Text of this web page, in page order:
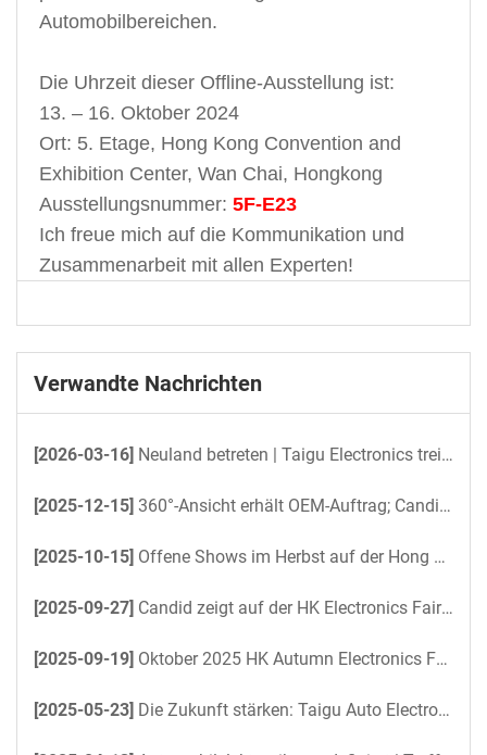
Automobilbereichen.
Die Uhrzeit dieser Offline-Ausstellung ist:
13. – 16. Oktober 2024
Ort: 5. Etage, Hong Kong Convention and
Exhibition Center, Wan Chai, Hongkong
Ausstellungsnummer: 5F-E23
Ich freue mich auf die Kommunikation und
Zusammenarbeit mit allen Experten!
Verwandte Nachrichten
[2026-03-16] Neuland betreten | Taigu Electronics treibt unbemannte Yacht mit 360°-Rundumsichtprojekt an
[2025-12-15] 360°-Ansicht erhält OEM-Auftrag; Candid sichert sich Pilotauftrag für Busse 2026
[2025-10-15] Offene Shows im Herbst auf der Hong Kong Electronics Fair 2025
[2025-09-27] Candid zeigt auf der HK Electronics Fair einen neuen digitalen Rückspiegel
[2025-09-19] Oktober 2025 HK Autumn Electronics Fair – Candid kommt bald
[2025-05-23] Die Zukunft stärken: Taigu Auto Electronics beschleunigt KI-gesteuerte Büroeffizienz mit DeepSeek